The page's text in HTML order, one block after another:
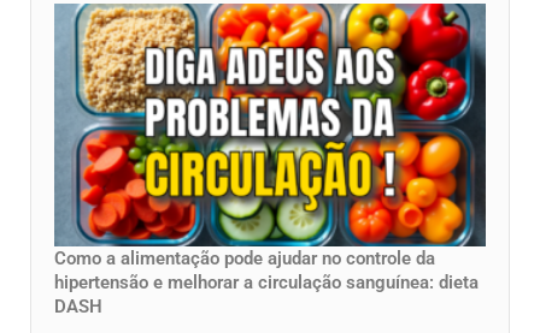
Como a alimentação pode ajudar no controle da
hipertensão e melhorar a circulação sanguínea: dieta
DASH